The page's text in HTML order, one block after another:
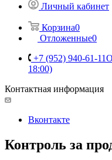
Личный кабинет
Корзина0
Отложенные0
+7 (952) 940-61-11
18:00)
Контактная информация
Вконтакте
Контроль за